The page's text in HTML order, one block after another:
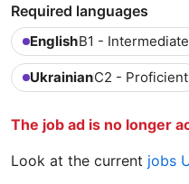
Required languages
EnglishB1 - Intermediate
UkrainianC2 - Proficient
The job ad is no longer
Look at the current jobs